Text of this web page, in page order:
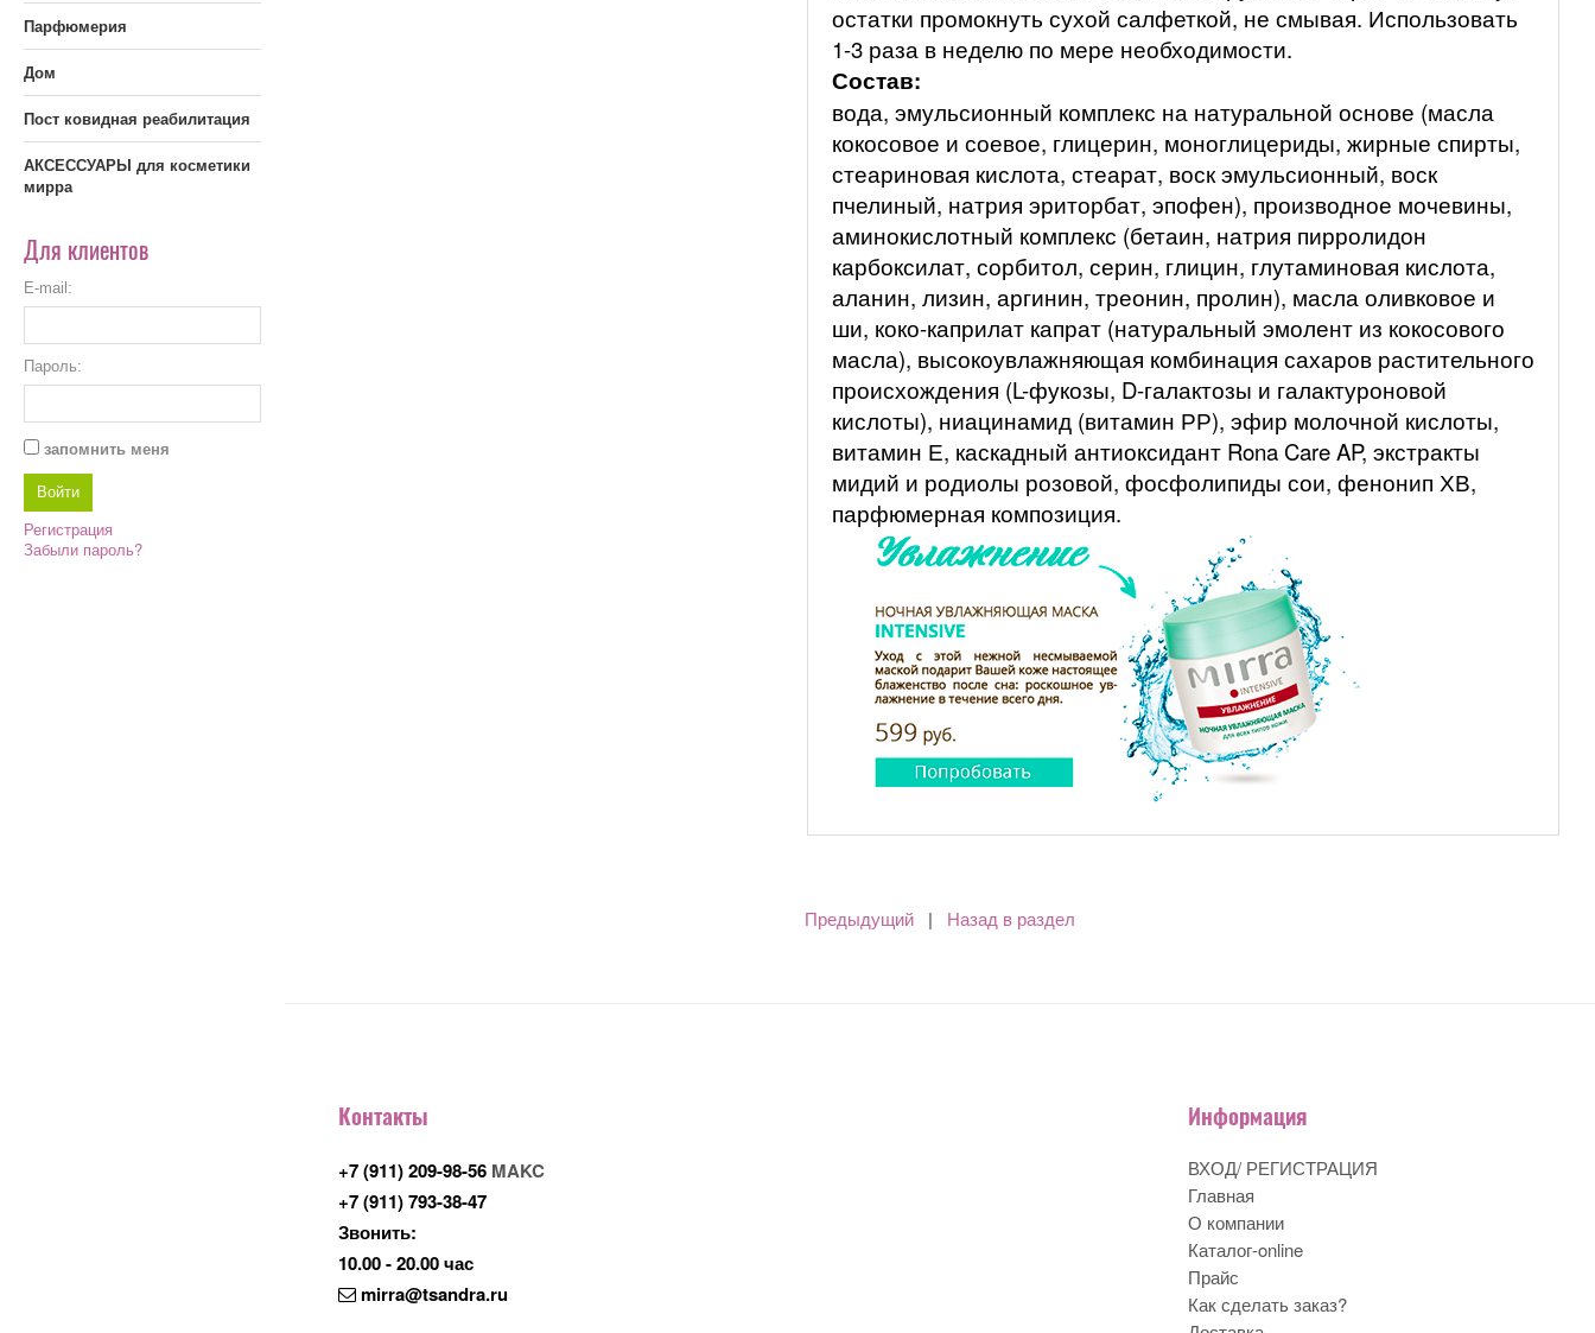
Парфюмерия
Дом
Пост ковидная реабилитация
АКСЕССУАРЫ для косметики
мирра
Для клиентов
E-mail:
Пароль:
запомнить меня
Регистрация
Забыли пароль?
остатки промокнуть сухой салфеткой, не смывая. Использовать
1-3 раза в неделю по мере необходимости.
Состав:
вода, эмульсионный комплекс на натуральной основе (масла
кокосовое и соевое, глицерин, моноглицериды, жирные спирты,
стеариновая кислота, стеарат, воск эмульсионный, воск
пчелиный, натрия эриторбат, эпофен), производное мочевины,
аминокислотный комплекс (бетаин, натрия пирролидон
карбоксилат, сорбитол, серин, глицин, глутаминовая кислота,
аланин, лизин, аргинин, треонин, пролин), масла оливковое и
ши, коко-каприлат капрат (натуральный эмолент из кокосового
масла), высокоувлажняющая комбинация сахаров растительного
происхождения (L-фукозы, D-галактозы и галактуроновой
кислоты), ниацинамид (витамин РР), эфир молочной кислоты,
витамин Е, каскадный антиоксидант Rona Care AP, экстракты
мидий и родиолы розовой, фосфолипиды сои, фенонип ХВ,
парфюмерная композиция.
Предыдущий | Назад в раздел
Контакты
+7 (911) 209-98-56 MAKC
+7 (911) 793-38-47
Звонить:
10.00 - 20.00 час
mirra@tsandra.ru
Информация
ВХОД/ РЕГИСТРАЦИЯ
Главная
О компании
Каталог-online
Прайс
Как сделать заказ?